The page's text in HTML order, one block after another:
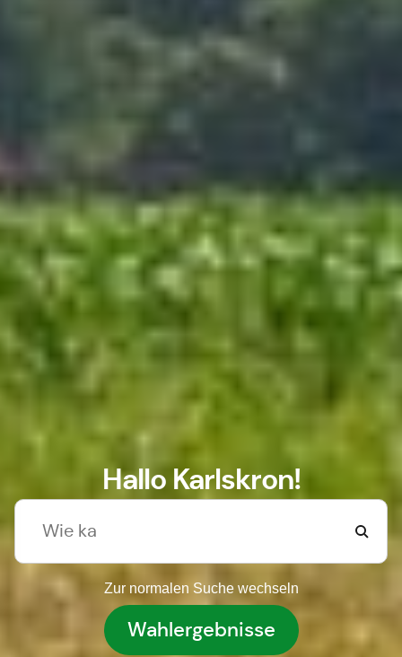
Hallo Karlskron!
Zur normalen Suche wechseln
Wahlergebnisse